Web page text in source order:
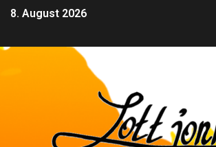
8. August 2026